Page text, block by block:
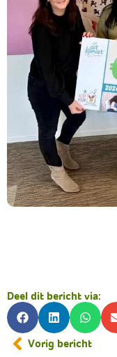
Deel dit bericht via:
Vorig bericht